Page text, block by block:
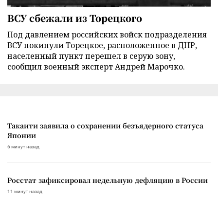
ВСУ сбежали из Торецкого
Под давлением российских войск подразделения
ВСУ покинули Торецкое, расположенное в ДНР,
населенный пункт перешел в серую зону,
сообщил военный эксперт Андрей Марочко.
Такаити заявила о сохранении безъядерного статуса
Японии
6 минут назад
Росстат зафиксировал недельную дефляцию в России
11 минут назад